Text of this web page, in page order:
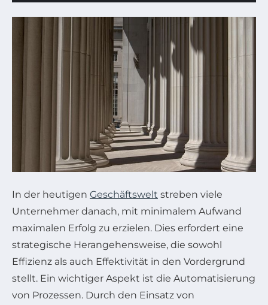
In der heutigen Geschäftswelt streben viele
Unternehmer danach, mit minimalem Aufwand
maximalen Erfolg zu erzielen. Dies erfordert eine
strategische Herangehensweise, die sowohl
Effizienz als auch Effektivität in den Vordergrund
stellt. Ein wichtiger Aspekt ist die Automatisierung
von Prozessen. Durch den Einsatz von